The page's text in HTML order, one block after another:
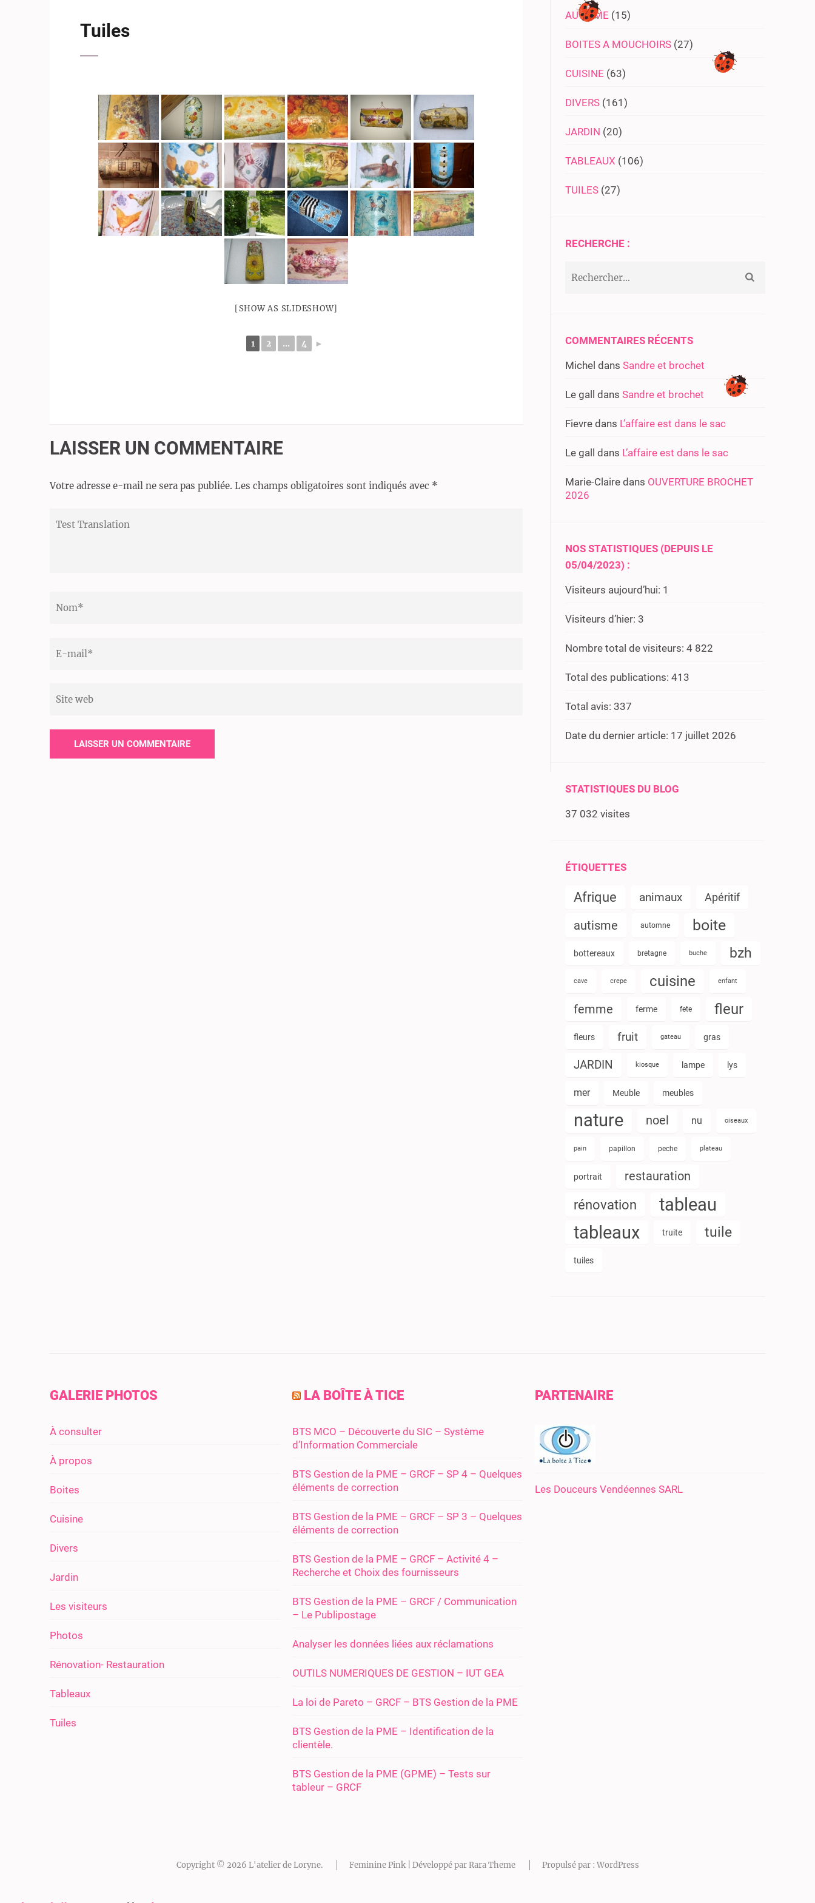
Tuiles
[SHOW AS SLIDESHOW]
1 2 ... 4 ►
LAISSER UN COMMENTAIRE
Votre adresse e-mail ne sera pas publiée. Les champs obligatoires sont indiqués avec *
AUTISME (15)
BOITES A MOUCHOIRS (27)
CUISINE (63)
DIVERS (161)
JARDIN (20)
TABLEAUX (106)
TUILES (27)
RECHERCHE :
COMMENTAIRES RÉCENTS
Michel dans Sandre et brochet
Le gall dans Sandre et brochet
Fievre dans L’affaire est dans le sac
Le gall dans L’affaire est dans le sac
Marie-Claire dans OUVERTURE BROCHET
2026
NOS STATISTIQUES (DEPUIS LE
05/04/2023) :
Visiteurs aujourd’hui: 1
Visiteurs d’hier: 3
Nombre total de visiteurs: 4 822
Total des publications: 413
Total avis: 337
Date du dernier article: 17 juillet 2026
STATISTIQUES DU BLOG
37 032 visites
ÉTIQUETTES
Afrique animaux Apéritif
autisme automne boite
bottereaux bretagne buche bzh
cave crepe cuisine enfant
femme ferme fete fleur
fleurs fruit gateau gras
JARDIN kiosque lampe lys
mer Meuble meubles
nature noel nu oiseaux
pain papillon peche plateau
portrait restauration
rénovation
tableau
tableaux
truite tuile
tuiles
GALERIE PHOTOS
À consulter
À propos
Boites
Cuisine
Divers
Jardin
Les visiteurs
Photos
Rénovation- Restauration
Tableaux
Tuiles
LA BOÎTE À TICE
BTS MCO – Découverte du SIC – Système
d’Information Commerciale
BTS Gestion de la PME – GRCF – SP 4 – Quelques
éléments de correction
BTS Gestion de la PME – GRCF – SP 3 – Quelques
éléments de correction
BTS Gestion de la PME – GRCF – Activité 4 –
Recherche et Choix des fournisseurs
BTS Gestion de la PME – GRCF / Communication
– Le Publipostage
Analyser les données liées aux réclamations
OUTILS NUMERIQUES DE GESTION – IUT GEA
La loi de Pareto – GRCF – BTS Gestion de la PME
BTS Gestion de la PME – Identification de la
clientèle.
BTS Gestion de la PME (GPME) – Tests sur
tableur – GRCF
PARTENAIRE
Les Douceurs Vendéennes SARL
Copyright © 2026 L'atelier de Loryne. Feminine Pink | Développé parRara Theme Propulsé par : WordPress